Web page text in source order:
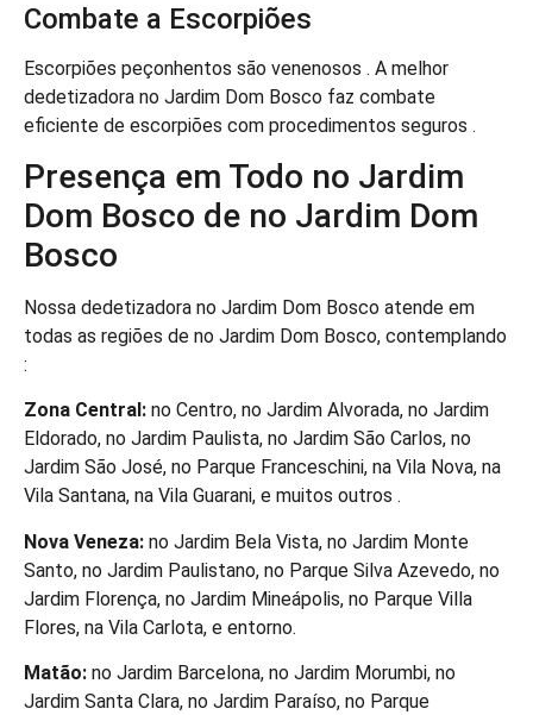
Combate a Escorpiões
Escorpiões peçonhentos são venenosos . A melhor
dedetizadora no Jardim Dom Bosco faz combate
eficiente de escorpiões com procedimentos seguros .
Presença em Todo no Jardim
Dom Bosco de no Jardim Dom
Bosco
Nossa dedetizadora no Jardim Dom Bosco atende em
todas as regiões de no Jardim Dom Bosco, contemplando
:
Zona Central: no Centro, no Jardim Alvorada, no Jardim
Eldorado, no Jardim Paulista, no Jardim São Carlos, no
Jardim São José, no Parque Franceschini, na Vila Nova, na
Vila Santana, na Vila Guarani, e muitos outros .
Nova Veneza: no Jardim Bela Vista, no Jardim Monte
Santo, no Jardim Paulistano, no Parque Silva Azevedo, no
Jardim Florença, no Jardim Mineápolis, no Parque Villa
Flores, na Vila Carlota, e entorno.
Matão: no Jardim Barcelona, no Jardim Morumbi, no
Jardim Santa Clara, no Jardim Paraíso, no Parque